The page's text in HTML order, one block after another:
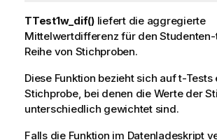
TTest1w_dif()liefert die aggregierte
Mittelwertdifferenz für den
Reihe von Stichproben.
Diese Funktion bezieht sich auf t-Tests
Stichprobe, bei denen die Werte der
unterschiedlich gewichtet sind.
Falls die Funktion im Datenladeskript